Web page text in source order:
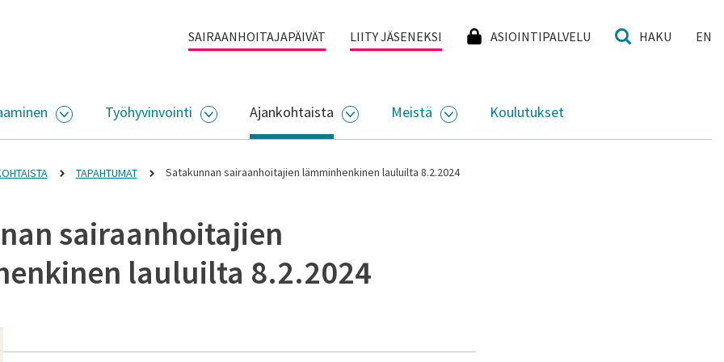
SAIRAANHOITAJAPÄIVÄT LIITY JÄSENEKSI ASIOINTIPALVELU HAKU EN
AVAA ALASIVUJEN VALIKKO
Työhyvinvointi
AVAA ALASIVUJEN VALIKKO
Ajankohtaista
AVAA ALASIVUJEN VALIKKO
Meistä
AVAA ALASIVUJEN VALIKKO
Koulutukset
TAPAHTUMAT Satakunnan sairaanhoitajien lämminhenkinen lauluilta 8.2.2024
sairaanhoitajien
lauluilta 8.2.2024